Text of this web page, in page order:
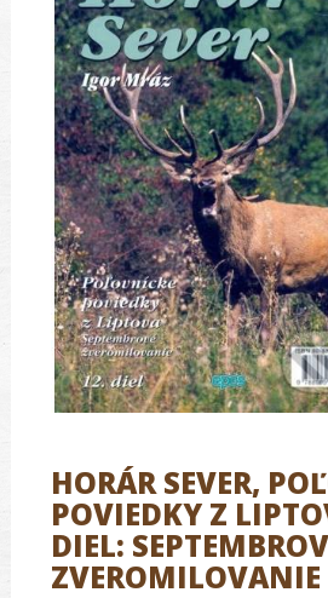
HORÁR SEVER,
POVIEDKY Z
DIEL:
ZVEROMILOVANIE